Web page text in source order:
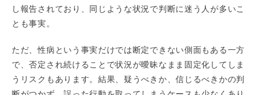
し報告されており、同じような状況で判断に迷う人が多いこ
とも事実。
ただ、性病という事実だけでは断定できない側面もある一方
で、否定され続けることで状況が曖昧なまま固定化してしま
うリスクもあります。結果、疑うべきか、信じるべきかの判